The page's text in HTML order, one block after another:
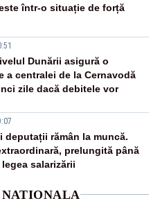
într-o situație de forță
Dunării asigură o
a centralei de la Cernavodă
zile dacă debitele vor
deputații rămân la muncă.
prelungită până
salarizării